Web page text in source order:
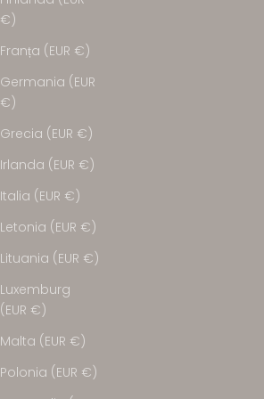
€)
Franța (EUR €)
Germania (EUR
€)
Grecia (EUR €)
Irlanda (EUR €)
Italia (EUR €)
Letonia (EUR €)
Lituania (EUR €)
Luxemburg
(EUR €)
Malta (EUR €)
Polonia (EUR €)